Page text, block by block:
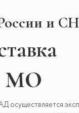
и
МО
осуществляется